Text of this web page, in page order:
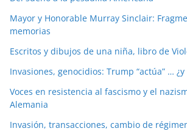
Mayor y Honorable Murray Sinclair:
memorias
Escritos y dibujos de una niña, libro de
Invasiones, genocidios: Trump “actúa” …
Voces en resistencia al fascismo y el
Alemania
Invasión, transacciones, cambio de